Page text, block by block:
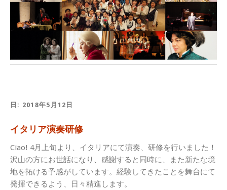
日: 2018年5月12日
イタリア演奏研修
Ciao! 4月上旬より、イタリアにて演奏、研修を行いました！
沢山の方にお世話になり、感謝すると同時に、また新たな境
地を拓ける予感がしています。経験してきたことを舞台にて
発揮できるよう、日々精進します。